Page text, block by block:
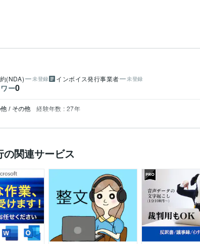
(NDA) 未登録 インボイス発行事業者 未登録
ー0
/ その他 経験年数 : 27年
関連サービス